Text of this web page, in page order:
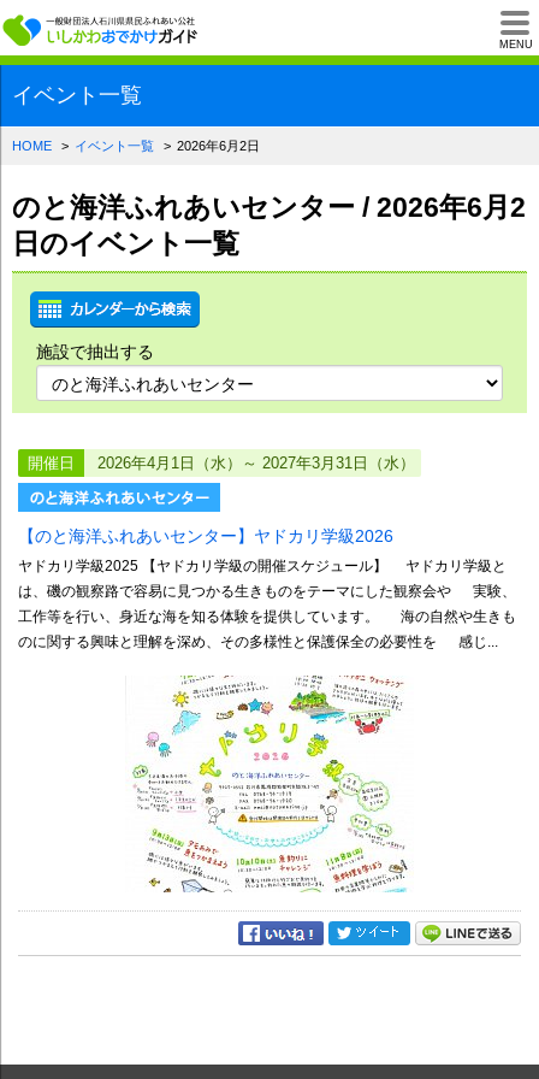
MENU
一般財団法人石川
イベント一覧
HOME イベント一覧 2026年6月2日
のと海洋ふれあいセンター / 2026年6月2
日のイベント一覧
施設で抽出する
開催日 2026年4月1日（水）～ 2027年3月31日（水）
【のと海洋ふれあいセンター】ヤドカリ学級2026
ヤドカリ学級2025 【ヤドカリ学級の開催スケジュール】 ヤドカリ学級と
は、磯の観察路で容易に見つかる生きものをテーマにした観察会や 実験、
工作等を行い、身近な海を知る体験を提供しています。 海の自然や生きも
のに関する興味と理解を深め、その多様性と保護保全の必要性を 感じ...